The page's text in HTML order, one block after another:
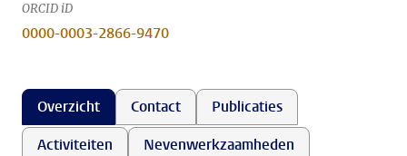
ORCID iD
0000-0003-2866-9470
Overzicht Contact
Publicaties
Activiteiten
Nevenwerkzaamheden